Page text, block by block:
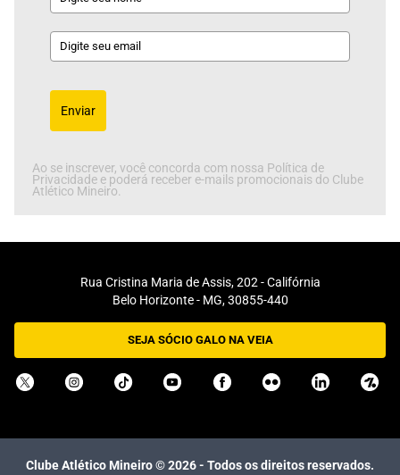
Enviar
Ao se inscrever, você concorda com nossa Política de
Privacidade e poderá receber e-mails promocionais do Clube
Atlético Mineiro.
Rua Cristina Maria de Assis, 202 - Califórnia
Belo Horizonte - MG, 30855-440
SEJA SÓCIO GALO NA VEIA
Clube Atlético Mineiro ©2026- Todos os direitos reservados.